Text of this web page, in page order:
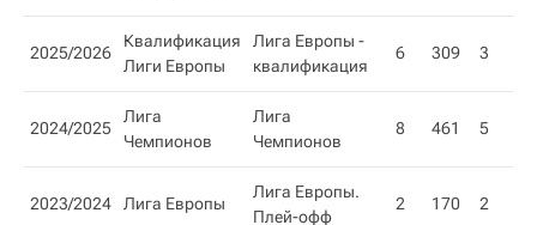
2025/2026
Квалификация
Лиги Европы
Лига Европы -
квалификация
6 309 3
2024/2025
Лига
Чемпионов
Лига
Чемпионов
8 461 5
2023/2024 Лига Европы
Лига Европы.
Плей-офф
2 170 2